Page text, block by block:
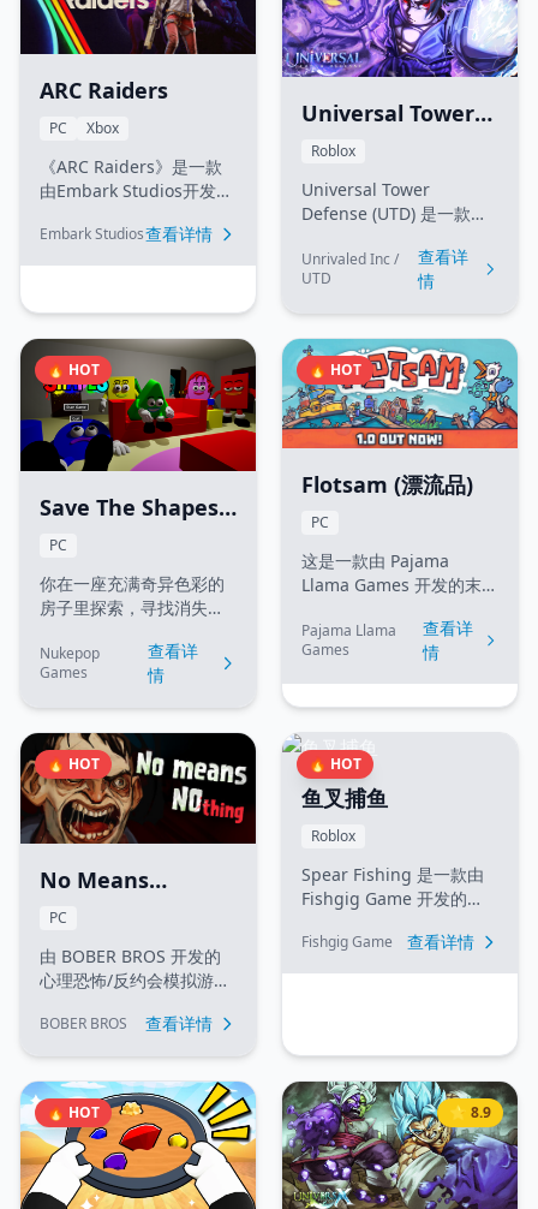
ARC Raiders
PC Xbox
《ARC Raiders》是一款
由Embark Studios开发的
在末日世界中对抗机械入
侵者ARC，掠夺资源，体
游戏结合了PvP和PvE元
素，为玩家带来紧张刺激
的战术射击体验。
Embark Studios查看详情
Universal Tower
Defense (通用塔防)
Roblox
Universal Tower
Defense (UTD) 是一款
戏，融合了火影忍者、海
贼王、龙珠等多部人气动
抽卡召唤单位、升级并合
理放置它们来抵御敌人的
波次进攻，支持故事模
式、无限模式和 PVP 等多
种玩法。
Unrivaled Inc /
UTD
查看详
情
🔥 HOT
Save The Shapes
(拯救形状)
PC
你在一座充满奇异色彩的
房子里探索，寻找消失的
派 Diamond 的阴谋。这
是一款吉祥物恐怖类的第
Nukepop
Games
查看详
情
🔥 HOT
Flotsam (漂流品)
PC
这是一款由 Pajama
Llama Games 开发的末日
需要在被海水淹没的世界
中，利用海面上的垃圾建
造漂浮城市并生存下去。
Pajama Llama
Games
查看详
情
🔥 HOT
No Means
Nothing
PC
由 BOBER BROS 开发的
心理恐怖/反约会模拟游
时），包含多个结局，取
说“不”。
BOBER BROS 查看详情
🔥 HOT
鱼叉捕鱼
Roblox
Spear Fishing 是一款由
Fishgig Game 开发的
戏。玩家使用鱼叉在不同
地图（如河流、海洋）捕
Fishgig Game 查看详情
🔥 HOT ⭐ 8.9